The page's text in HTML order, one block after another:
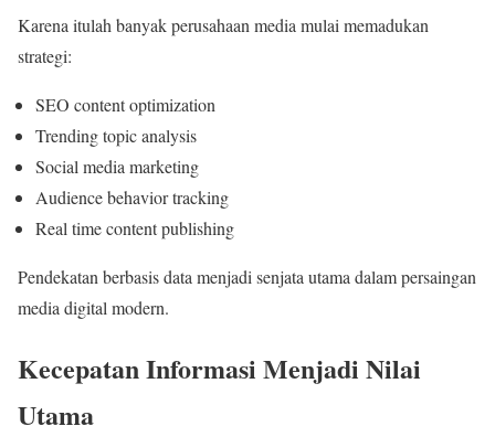
Karena itulah banyak perusahaan media mulai memadukan
strategi:
SEO content optimization
Trending topic analysis
Social media marketing
Audience behavior tracking
Real time content publishing
Pendekatan berbasis data menjadi senjata utama dalam persaingan
media digital modern.
Kecepatan Informasi Menjadi Nilai
Utama